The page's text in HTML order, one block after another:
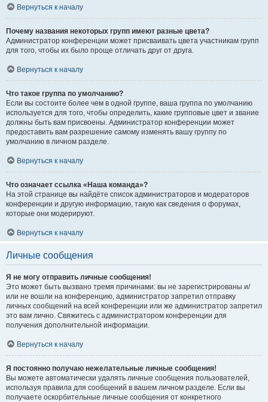
Вернуться к началу
Почему названия некоторых групп имеют разные цвета?
Администратор конференции может присваивать цвета участникам групп
для того, чтобы их было проще отличать друг от друга.
Вернуться к началу
Что такое группа по умолчанию?
Если вы состоите более чем в одной группе, ваша группа по умолчанию
используется для того, чтобы определить, какие групповые цвет и звание
должны быть вам присвоены. Администратор конференции может
предоставить вам разрешение самому изменять вашу группу по
умолчанию в личном разделе.
Вернуться к началу
Что означает ссылка «Наша команда»?
На этой странице вы найдёте список администраторов и модераторов
конференции и другую информацию, такую как сведения о форумах,
которые они модерируют.
Вернуться к началу
Личные сообщения
Я не могу отправить личные сообщения!
Это может быть вызвано тремя причинами: вы не зарегистрированы и/
или не вошли на конференцию, администратор запретил отправку
личных сообщений на всей конференции или же администратор запретил
это вам лично. Свяжитесь с администратором конференции для
получения дополнительной информации.
Вернуться к началу
Я постоянно получаю нежелательные личные сообщения!
Вы можете автоматически удалять личные сообщения пользователей,
используя правила для сообщений в вашем личном разделе. Если вы
получаете оскорбительные личные сообщения от конкретного